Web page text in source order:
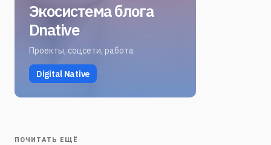
Экосистема блога
Dnative
Проекты, соцсети, работа
Digital Native
ПОЧИТАТЬ ЕЩЁ